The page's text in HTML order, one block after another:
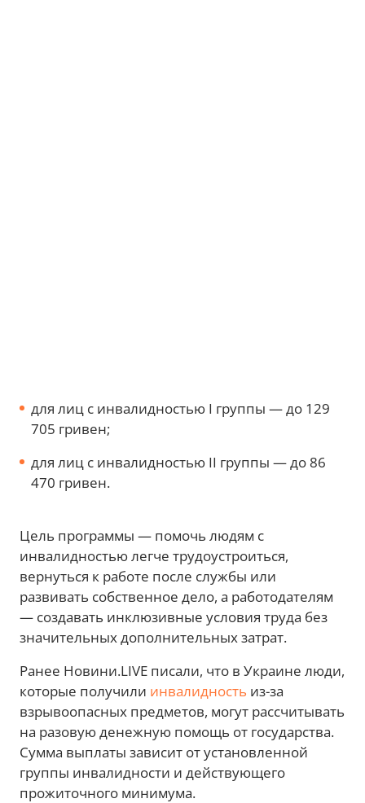
для лиц с инвалидностью I группы — до 129
705 гривен;
для лиц с инвалидностью II группы — до 86
470 гривен.
Цель программы — помочь людям с
инвалидностью легче трудоустроиться,
вернуться к работе после службы или
развивать собственное дело, а работодателям
— создавать инклюзивные условия труда без
значительных дополнительных затрат.
Ранее Новини.LIVE писали, что в Украине люди,
которые получили инвалидность из-за
взрывоопасных предметов, могут рассчитывать
на разовую денежную помощь от государства.
Сумма выплаты зависит от установленной
группы инвалидности и действующего
прожиточного минимума.